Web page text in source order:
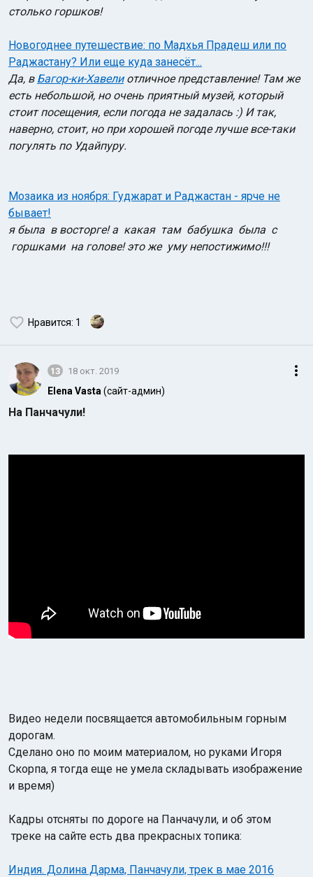
столько горшков!
Новогоднее путешествие: по Мадхья Прадеш или по
Раджастану? Или еще куда занесёт...
Да, в Багор-ки-Хавелиотличное представление! Там же
есть небольшой, но очень приятный музей, который
стоит посещения, если погода не задалась :) И так,
наверно, стоит, но при хорошей погоде лучше все-таки
погулять по Удайпуру.
Мозаика из ноября: Гуджарат и Раджастан - ярче не
бывает!
я была в восторге! а какая там бабушка была с
горшками на голове! это же уму непостижимо!!!
Нравится: 1
13 18 окт. 2019
Elena Vasta (сайт-админ)
На Панчачули!
Видео недели посвящается автомобильным горным
дорогам.
Сделано оно по моим материалом, но руками Игоря
Скорпа, я тогда еще не умела складывать изображение
и время)
Кадры отсняты по дороге на Панчачули, и об этом
треке на сайте есть два прекрасных топика:
Индия. Долина Дарма, Панчачули, трек в мае 2016